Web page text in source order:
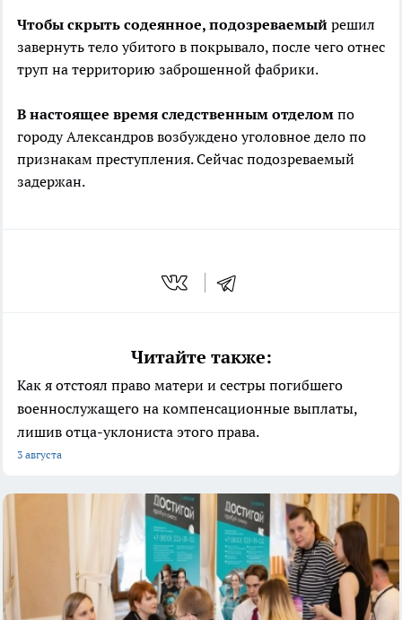
Чтобы скрыть содеянное, подозреваемый решил
завернуть тело убитого в покрывало, после чего отнес
труп на территорию заброшенной фабрики.
В настоящее время следственным отделом по
городу Александров возбуждено уголовное дело по
признакам преступления. Сейчас подозреваемый
задержан.
Читайте также:
Как я отстоял право матери и сестры погибшего
военнослужащего на компенсационные выплаты,
лишив отца-уклониста этого права.
3 августа